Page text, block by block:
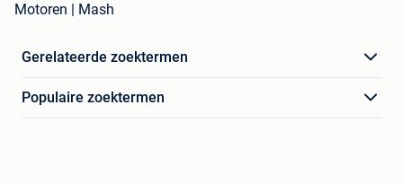
Motoren | Mash
Gerelateerde zoektermen
Populaire zoektermen